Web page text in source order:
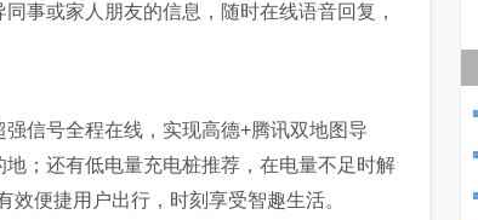
事或家人朋友的信息，随时在线语音回复，
信号全程在线，实现高德+腾讯双地图导
；还有低电量充电桩推荐，在电量不足时解
便捷用户出行，时刻享受智趣生活。